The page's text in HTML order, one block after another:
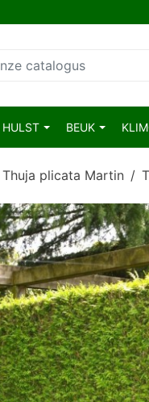
HULST BEUK
Thuja plicata Martin